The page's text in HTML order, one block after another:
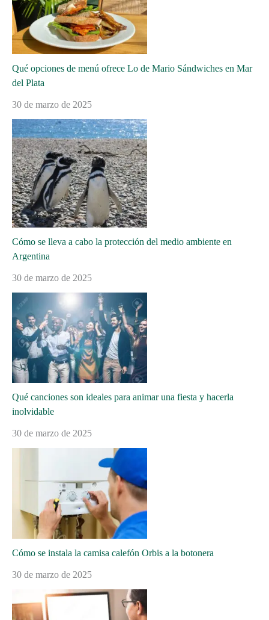
Qué opciones de menú ofrece Lo de Mario Sándwiches en Mar
del Plata
30 de marzo de 2025
Cómo se lleva a cabo la protección del medio ambiente en
Argentina
30 de marzo de 2025
Qué canciones son ideales para animar una fiesta y hacerla
inolvidable
30 de marzo de 2025
Cómo se instala la camisa calefón Orbis a la botonera
30 de marzo de 2025